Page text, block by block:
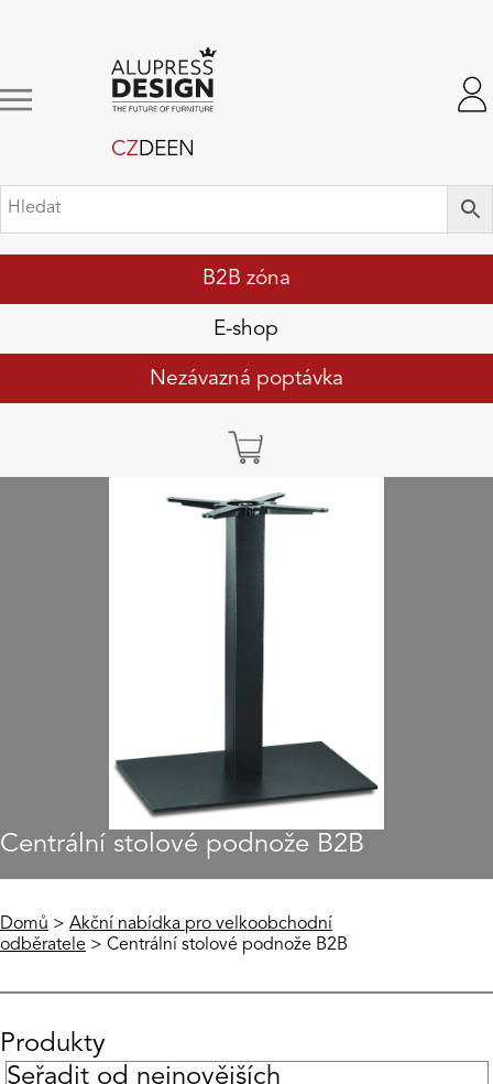
B2B zóna
E-shop
Nezávazná poptávka
CZDEEN
Centrální stolové podnože B2B
Domů > Akční nabídka pro velkoobchodní
odběratele > Centrální stolové podnože B2B
Produkty